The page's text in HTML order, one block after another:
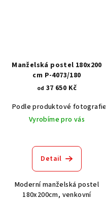
Manželská postel 180x200
cm P-4073/180
od 37 650 Kč
Podle produktové fotografie
Vyrobíme pro vás
Detail
Moderní manželská postel
180x200cm, venkovní